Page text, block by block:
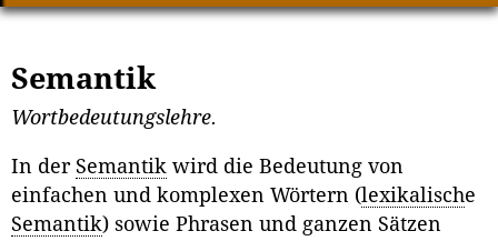
Semantik
Wortbedeutungslehre.
In der Semantik wird die Bedeutung von
einfachen und komplexen Wörtern (lexikalische
Semantik) sowie Phrasen und ganzen Sätzen